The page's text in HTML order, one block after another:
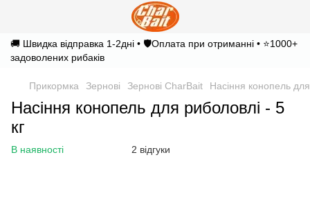
🚚 Швидка відправка 1-2дні • 🛡️Оплата при отриманні • ⭐1000+
задоволених рибаків
Прикормка Зернові Зернові CharBait Насіння конопель
Насіння конопель для риболовлі - 5
кг
В наявності 2 відгуки